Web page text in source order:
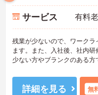
サービス 有料
残業が少ないので、ワークラ
ます。また、入社後、社内
少ない方やブランクのある
のでお気軽にご相談ください
詳細を見る 無